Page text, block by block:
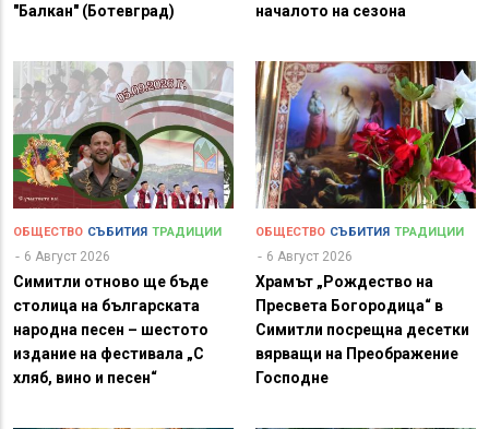
"Балкан" (Ботевград)
началото на сезона
ОБЩЕСТВО СЪБИТИЯ ТРАДИЦИИ
6 Август 2026
Симитли отново ще бъде
столица на българската
народна песен – шестото
издание на фестивала „С
хляб, вино и песен“
ОБЩЕСТВО СЪБИТИЯ ТРАДИЦИИ
6 Август 2026
Храмът „Рождество на
Пресвета Богородица“ в
Симитли посрещна десетки
вярващи на Преображение
Господне